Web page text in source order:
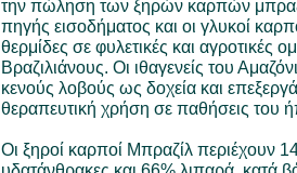
την πώληση των ξηρών καρπών
πηγής εισοδήματος και οι γλυκοί
θερμίδες σε φυλετικές και αγροτικές
Βραζιλιάνους. Οι ιθαγενείς του
κενούς λοβούς ως δοχεία και
θεραπευτική χρήση σε παθήσεις του
Οι ξηροί καρποί Μπραζίλ περιέχουν